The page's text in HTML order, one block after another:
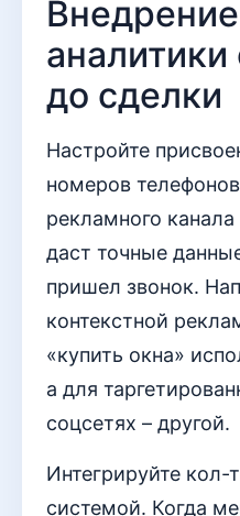
до сделки
Настройте
номеров
рекламного
даст точные
пришел звонок.
контекстной
«купить окна»
а для
соцсетях – другой.
Интегрируйте кол-
системой. Когда